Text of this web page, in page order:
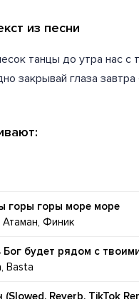
из песни
танцы до утра нас с
закрывай глаза
горы горы море море
Атаман, Финик
Бог будет рядом с
Basta
(Slowed, Reverb, TikTok